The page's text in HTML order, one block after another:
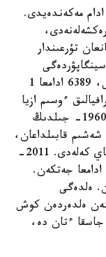
4 ميلليونداي ادام مەكەندەيدى.
تۇرعىندار
حالىقتىڭ تىعىز قونىستانعاندىعى سونشالىقتى، 6389 ادامعا 1
ءوسىم ازيا
قۇرلىعى بويىنشا قىتايدان كەيىنگى ورىندا. 1960- جىلدىڭ
شەشىم قابىلداعان،
وعان قاراماستان حالىق سانىنىڭ ارتۋى ازايماي كەلەدى. 2011-
4 ميلليون 810 مىڭ ادامعا جەتكەن.
3،423 قۇراعان. ەلدەگى
ەلدەردەن كوش
ىلگەرى، ورتاشا كورسەتكىش - ەرلەرگە 78 جاسقا ءتان دە،